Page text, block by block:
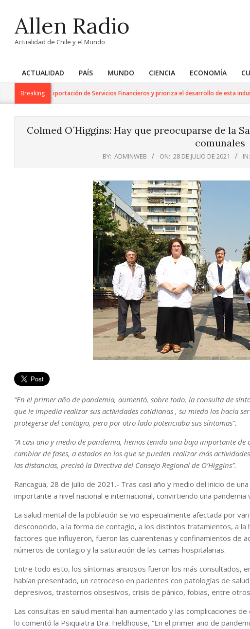
contentAllen Radio
Actualidad de Chile y el Mundo
Primary
Navigation
ACTUALIDAD PAÍS MUNDO CIENCIA ECONOMÍA
Breaking
para la Exportación de Servicios Financieros y prioriza el desarrollo de esta industria
Colmed O´Higgins: Hay que preocuparse de la
comunales
BY: ADMINWEB ON: 28 DE JULIO DE 2021 IN:
“En el primer año de pandemia, aumentó, sobre todo, la consulta de
que le impedía realizar sus actividades cotidianas , su miedo los hacía
protegerse del contagio, pero por otro lado potenciaba sus síntomas”.
“A casi año y medio de pandemia, hemos tenido una baja importante de
cambiar de fases, a estados en los que se pueden realizar más
las distancias, precisó la Directiva del Consejo Regional de O’Higgins”.
Rancagua, 28 de Julio de 2021.- Tras casi año y medio del inicio de
importante a nivel nacional e internacional, convirtiendo una pandemia
La salud mental de la población se vio especialmente afectada por
desconocido, a la forma de contagio, a los distintos tratamientos, a
factores que influyeron, fueron las cuarentenas y confinamientos de
números de contagio y la saturación de las camas hospitalarias.
Entre todo esto, los síntomas ansiosos fueron los más consultados,
habían presentado, un retroceso en pacientes con patologías de
depresivos, trastornos obsesivos, crisis de pánico, fobias, entre
Las consultas en salud mental han aumentado y las complicaciones
lo comentó la Psiquiatra Dra. Fieldhouse, “En el primer año de